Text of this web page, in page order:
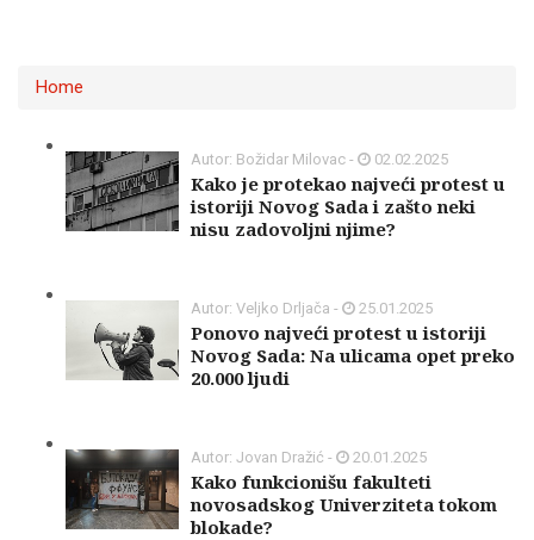
Home
Autor: Božidar Milovac - 02.02.2025
Kako je protekao najveći protest u
istoriji Novog Sada i zašto neki
nisu zadovoljni njime?
Autor: Veljko Drljača - 25.01.2025
Ponovo najveći protest u istoriji
Novog Sada: Na ulicama opet preko
20.000 ljudi
Autor: Jovan Dražić - 20.01.2025
Kako funkcionišu fakulteti
novosadskog Univerziteta tokom
blokade?